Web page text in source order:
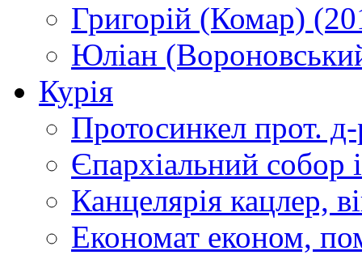
Григорій (Комар)
Юліан
Курія
Протосинкел прот.
Єпархіальний собор
Канцелярія кацлер,
Економат економ,